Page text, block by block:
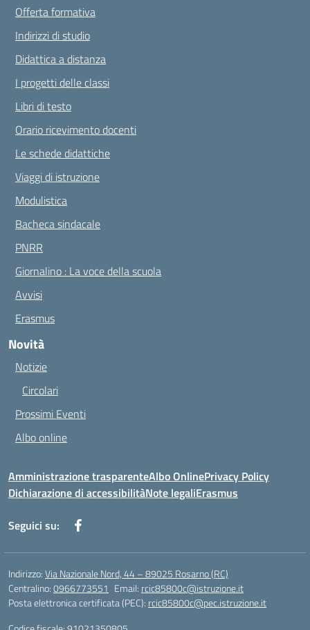
Offerta formativa
Indirizzi di studio
Didattica a distanza
I progetti delle classi
Libri di testo
Orario ricevimento docenti
Le schede didattiche
Viaggi di istruzione
Modulistica
Bacheca sindacale
PNRR
Giornalino : La voce della scuola
Avvisi
Erasmus
Novità
Notizie
Circolari
Prossimi Eventi
Albo online
Amministrazione trasparenteAlbo OnlinePrivacy Policy
Dichiarazione di accessibilitàNote legaliErasmus
Seguici su:
Indirizzo:Via Nazionale Nord, 44 – 89025 Rosarno (RC)
Centralino:0966773551 Email: rcic85800c@istruzione.it
Posta elettronica certificata (PEC): rcic85800c@pec.istruzione.it